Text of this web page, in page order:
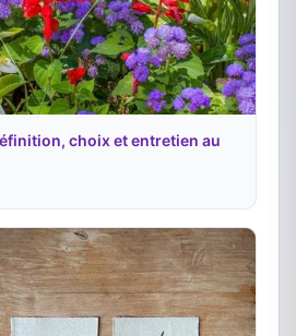
choix et entretien au